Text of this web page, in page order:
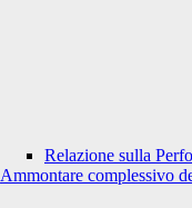
Relazione sulla
Ammontare complessivo